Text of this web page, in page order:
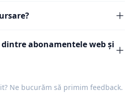
abonamentele web și
Ne bucurăm să primim feedback.